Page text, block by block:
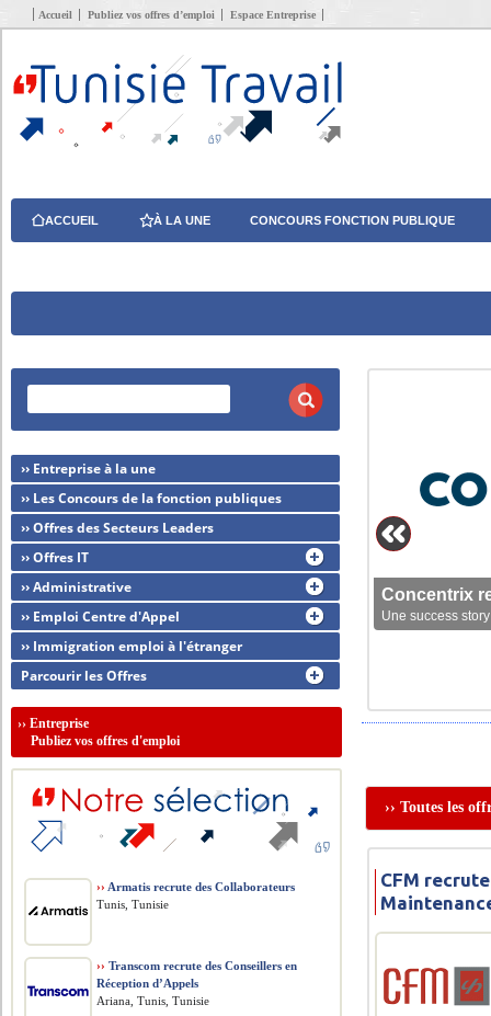
Accueil Publiez vos offres d’emploi Espace Entreprise
ACCUEIL À LA UNE CONCOURS FONCTION PUBLIQUE
Concentrix
Une success
›› Toutes les
CFM
›› Entreprise à la une
›› Les Concours de la fonction publiques
›› Offres des Secteurs Leaders
›› Offres IT
›› Administrative
›› Emploi Centre d'Appel
›› Immigration emploi à l'étranger
Parcourir les Offres
››Entreprise
Publiez vos offres d'emploi
›› Armatis recrute des Collaborateurs
Tunis, Tunisie
›› Transcom recrute des Conseillers en
Réception d’Appels
Ariana, Tunis, Tunisie